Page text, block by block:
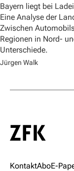
Bayern liegt bei
Eine Analyse der
Zwischen
Regionen in Nord-
Unterschiede.
Jürgen Walk
KontaktAboE-